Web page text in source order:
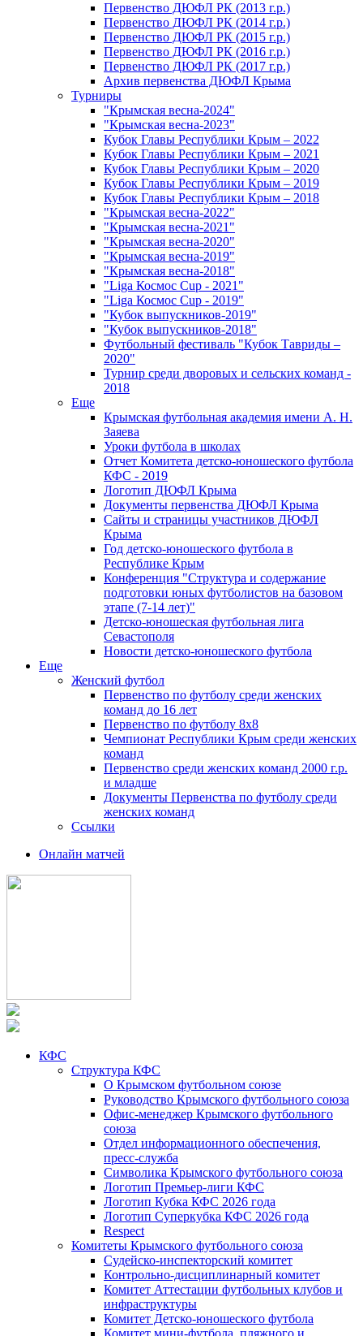
Первенство ДЮФЛ РК (2013 г.р.)
Первенство ДЮФЛ РК (2014 г.р.)
Первенство ДЮФЛ РК (2015 г.р.)
Первенство ДЮФЛ РК (2016 г.р.)
Первенство ДЮФЛ РК (2017 г.р.)
Архив первенства ДЮФЛ Крыма
Турниры
"Крымская весна-2024"
"Крымская весна-2023"
Кубок Главы Республики Крым – 2022
Кубок Главы Республики Крым – 2021
Кубок Главы Республики Крым – 2020
Кубок Главы Республики Крым – 2019
Кубок Главы Республики Крым – 2018
"Крымская весна-2022"
"Крымская весна-2021"
"Крымская весна-2020"
"Крымская весна-2019"
"Крымская весна-2018"
"Liga Космос Cup - 2021"
"Liga Космос Cup - 2019"
"Кубок выпускников-2019"
"Кубок выпускников-2018"
Футбольный фестиваль "Кубок Тавриды –
2020"
Турнир среди дворовых и сельских команд -
2018
Еще
Крымская футбольная академия имени А. Н.
Заяева
Уроки футбола в школах
Отчет Комитета детско-юношеского футбола
КФС - 2019
Логотип ДЮФЛ Крыма
Документы первенства ДЮФЛ Крыма
Сайты и страницы участников ДЮФЛ
Крыма
Год детско-юношеского футбола в
Республике Крым
Конференция "Структура и содержание
подготовки юных футболистов на базовом
этапе (7-14 лет)"
Детско-юношеская футбольная лига
Севастополя
Новости детско-юношеского футбола
Еще
Женский футбол
Первенство по футболу среди женских
команд до 16 лет
Первенство по футболу 8х8
Чемпионат Республики Крым среди женских
команд
Первенство среди женских команд 2000 г.р.
и младше
Документы Первенства по футболу среди
женских команд
Ссылки
Онлайн матчей
КФС
Структура КФС
О Крымском футбольном союзе
Руководство Крымского футбольного союза
Офис-менеджер Крымского футбольного
союза
Отдел информационного обеспечения,
пресс-служба
Символика Крымского футбольного союза
Логотип Премьер-лиги КФС
Логотип Кубка КФС 2026 года
Логотип Суперкубка КФС 2026 года
Respect
Комитеты Крымского футбольного союза
Судейско-инспекторский комитет
Контрольно-дисциплинарный комитет
Комитет Аттестации футбольных клубов и
инфраструктуры
Комитет Детско-юношеского футбола
Комитет мини-футбола, пляжного и